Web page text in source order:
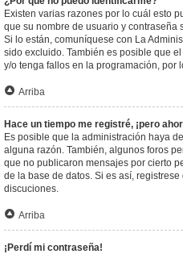
Existen varias razones por lo cuál esto
que su nombre de usuario y contraseña
Si lo están, comuníquese con La
sido excluido. También es posible que
y/o tenga fallos en la programación, por
Arriba
Hace un tiempo me registré, ¡pero
Es posible que la administración haya
alguna razón. También, algunos foros
que no publicaron mensajes por cierto
de la base de datos. Si es así,
discuciones.
Arriba
¡Perdí mi contraseña!